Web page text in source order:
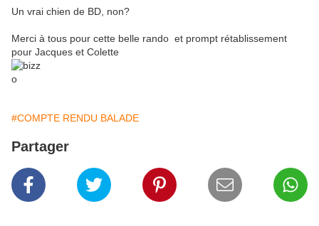
Un vrai chien de BD, non?
Merci à tous pour cette belle rando et prompt rétablissement
pour Jacques et Colette
#COMPTE RENDU BALADE
Partager